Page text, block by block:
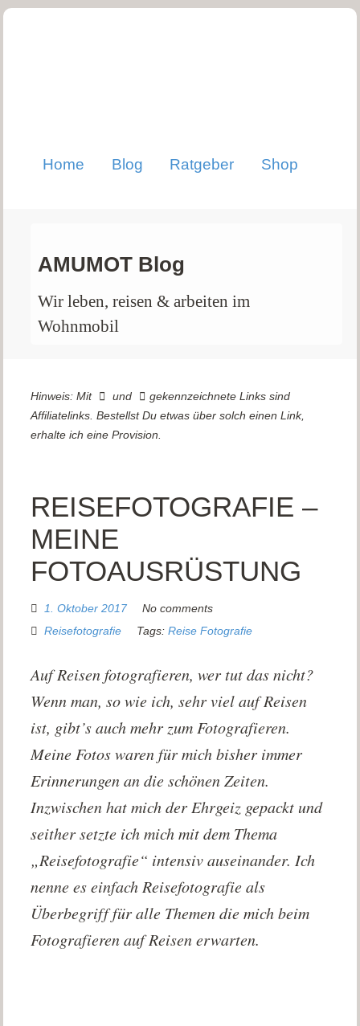
Home Blog Ratgeber Shop
AMUMOT Blog
Wir leben, reisen & arbeiten im
Wohnmobil
Hinweis: Mit und
gekennzeichnete Links sind
Affiliatelinks. Bestellst Du etwas über solch einen Link,
erhalte ich eine Provision.
REISEFOTOGRAFIE –
MEINE
FOTOAUSRÜSTUNG
1. Oktober 2017
No comments
Reisefotografie
Tags:Reise Fotografie
Auf Reisen fotografieren, wer tut das nicht?
Wenn man, so wie ich, sehr viel auf Reisen
ist, gibt’s auch mehr zum Fotografieren.
Meine Fotos waren für mich bisher immer
Erinnerungen an die schönen Zeiten.
Inzwischen hat mich der Ehrgeiz gepackt und
seither setzte ich mich mit dem Thema
„Reisefotografie“ intensiv auseinander. Ich
nenne es einfach Reisefotografie als
Überbegriff für alle Themen die mich beim
Fotografieren auf Reisen erwarten.